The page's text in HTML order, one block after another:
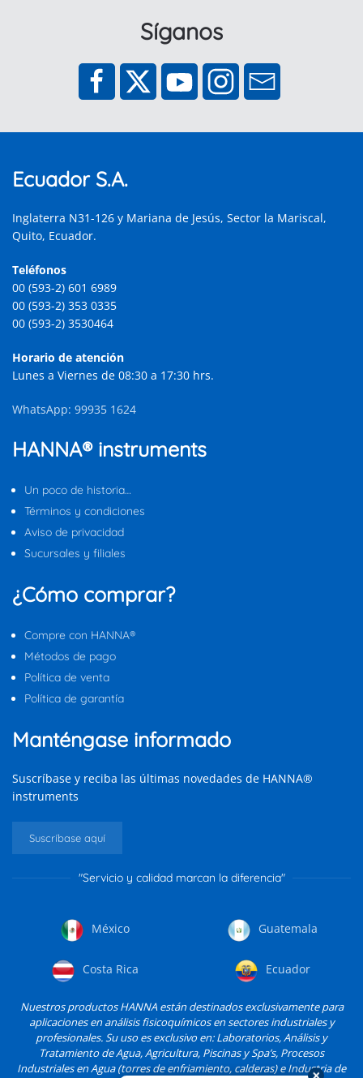
Síganos
Ecuador S.A.
Inglaterra N31-126 y Mariana de Jesús, Sector la Mariscal,
Quito, Ecuador.
Teléfonos
00 (593-2) 601 6989
00 (593-2) 353 0335
00 (593-2) 3530464
Horario de atención
Lunes a Viernes de 08:30 a 17:30 hrs.
WhatsApp: 99935 1624
HANNA® instruments
Un poco de historia…
Términos y condiciones
Aviso de privacidad
Sucursales y filiales
¿Cómo comprar?
Compre con HANNA®
Métodos de pago
Política de venta
Política de garantía
Manténgase informado
Suscríbase y reciba las últimas novedades de HANNA®
instruments
Suscríbase aquí
"Servicio y calidad marcan la diferencia"
México Guatemala
Costa Rica Ecuador
Nuestros productos HANNA están destinados exclusivamente para
aplicaciones en análisis fisicoquímicos en sectores industriales y
profesionales. Su uso es exclusivo en: Laboratorios, Análisis y
Tratamiento de Agua, Agricultura, Piscinas y Spa’s, Procesos
Industriales en Agua (torres de enfriamiento, calderas) e Industria de